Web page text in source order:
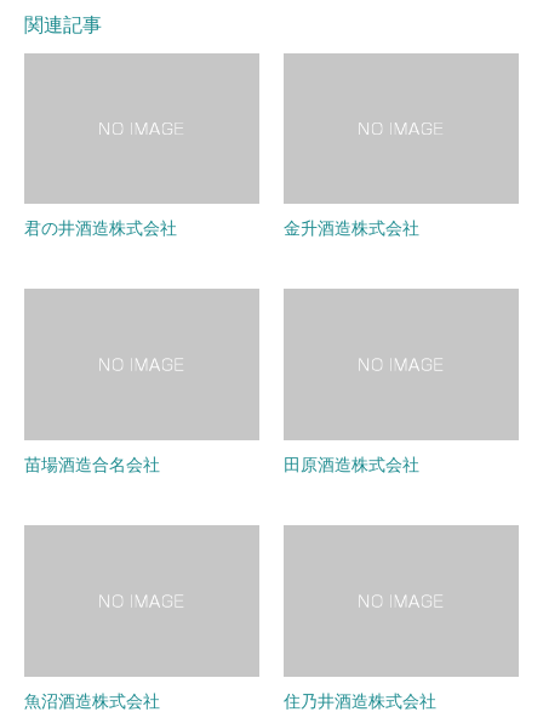
関連記事
君の井酒造株式会社 金升酒造株式会社
苗場酒造合名会社 田原酒造株式会社
魚沼酒造株式会社 住乃井酒造株式会社